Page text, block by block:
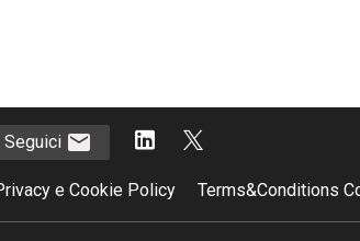
Seguici
e Cookie Policy Terms&Conditions